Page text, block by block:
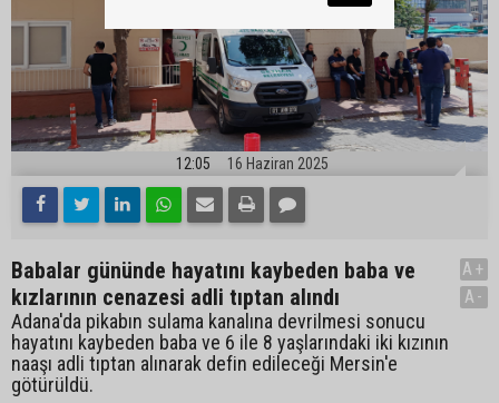
12:05 16 Haziran 2025
Babalar gününde hayatını kaybeden baba ve
kızlarının cenazesi adli tıptan alındı
Adana'da pikabın sulama kanalına devrilmesi sonucu
hayatını kaybeden baba ve 6 ile 8 yaşlarındaki iki kızının
naaşı adli tıptan alınarak defin edileceği Mersin'e
götürüldü.
A+
A-